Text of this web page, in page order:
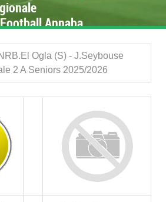
Annaba
Ogla (S) - J.Seybouse
2 A Seniors 2025/2026